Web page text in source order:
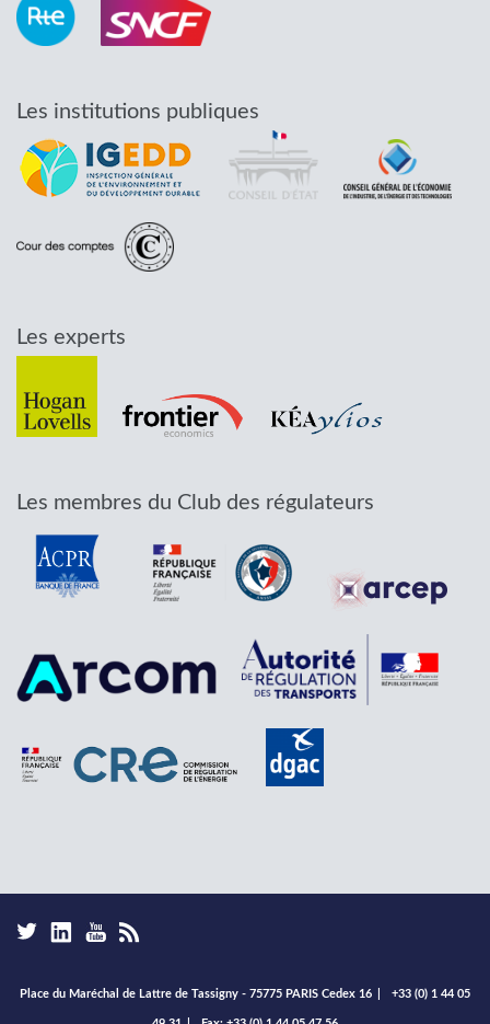
Les institutions publiques
Les experts
Les membres du Club des régulateurs
Place du Maréchal de Lattre de Tassigny - 75775 PARIS Cedex 16 +33 (0) 1 44 05